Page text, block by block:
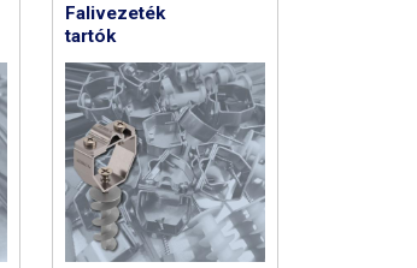
Falivezeték
tartók